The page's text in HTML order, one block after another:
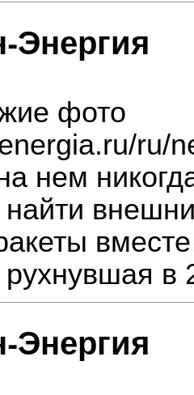
Энергия
фото
ru/
нем
найти
рухнувшая
Энергия